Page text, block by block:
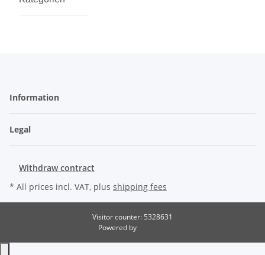
Information
Legal
Withdraw contract
* All prices incl. VAT, plus shipping fees
Visitor counter: 5328631
Powered by